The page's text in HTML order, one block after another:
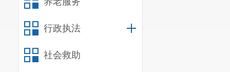
行政执法
社会救助